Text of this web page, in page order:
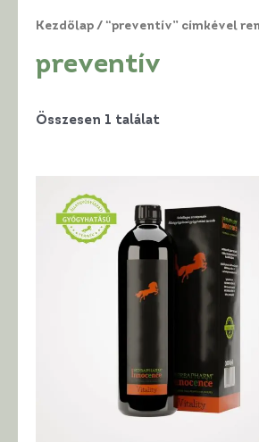
Kezdőlap / “preventív” címkével
preventív
Összesen 1 találat